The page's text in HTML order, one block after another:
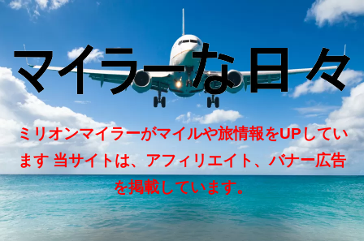
ミリオンマイラーがマイルや旅情報をUPしてい
ます 当サイトは、アフィリエイト、バナー広告
を掲載しています。